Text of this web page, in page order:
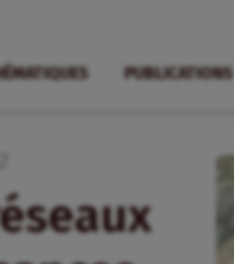
PUBLICATIONS